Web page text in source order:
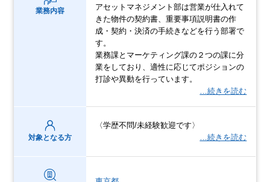
業務内容
アセットマネジメント部は営業が仕入れて
きた物件の契約書、重要事項説明書の作
成・契約・決済の手続きなどを行う部署で
す。
業務課とマーケティング課の２つの課に分
業をしており、適性に応じてポジションの
打診や異動を行っています。
…続きを読む
対象となる方
〈学歴不問/未経験歓迎です〉
…続きを読む